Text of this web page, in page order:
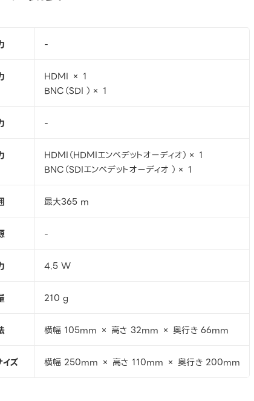
-
HDMI × 1
BNC（SDI ）× 1
-
HDMI（HDMIエンベデットオーディオ）× 1
BNC（SDIエンベデットオーディオ ）× 1
最大365 m
-
4.5 W
210 g
横幅 105mm × 高さ 32mm × 奥行き 66mm
イズ 横幅 250mm × 高さ 110mm × 奥行き 200mm